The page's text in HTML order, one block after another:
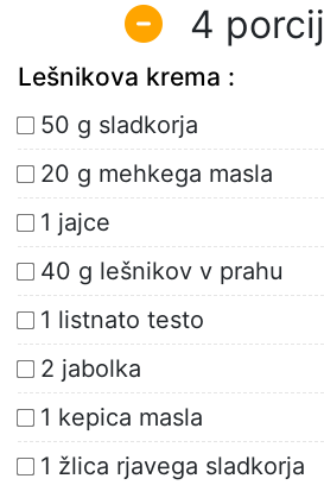
4
Lešnikova krema :
50 g sladkorja
20 g mehkega masla
1 jajce
40 g lešnikov v prahu
1 listnato testo
2 jabolka
1 kepica masla
1 žlica rjavega sladkorja